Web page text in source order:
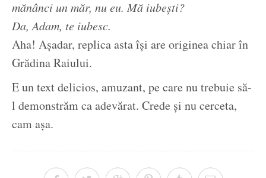
mănânci un măr, nu eu. Mă iubești?
Da, Adam, te iubesc.
Aha! Așadar, replica asta își are originea chiar în
Grădina Raiului.
E un text delicios, amuzant, pe care nu trebuie să-
l demonstrăm ca adevărat. Crede și nu cerceta,
cam așa.